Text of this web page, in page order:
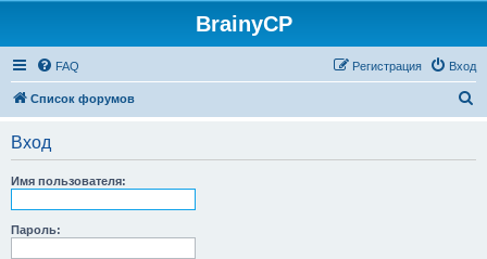
BrainyCP
FAQ Вход
Регистрация
Список форумов
Вход
Имя пользователя:
Пароль: